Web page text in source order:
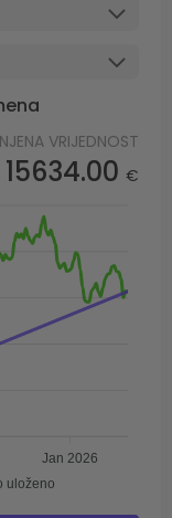
VRIJEDNOST
15634.00 €
Jan 2026
uloženo